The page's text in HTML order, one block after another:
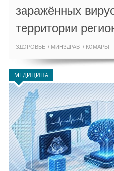
заражённых
территории
ЗДОРОВЬЕ МИНЗДРАВ КОМАРЫ
МЕДИЦИНА